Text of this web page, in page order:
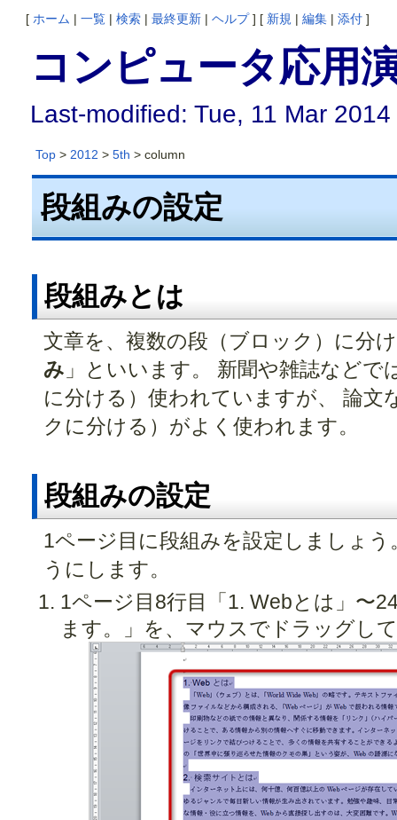
[ ホーム | 一覧 | 検索 | 最終更新 | ヘルプ] [ 新規 | 編集 | 添付 ]
コンピュータ応用
Last-modified: Tue, 11 Mar
Top> 2012 > 5th > column
段組みの設定
段組みとは
文章を、複数の段（ブロック）に分
み 」といいます。 新聞や雑誌など
に分ける）使われていますが、 論文
クに分ける）がよく使われます。
段組みの設定
1ページ目に段組みを設定しましょ
うにします。
1ページ目8行目「1. Webとは」〜
ます。」を、マウスでドラッグし